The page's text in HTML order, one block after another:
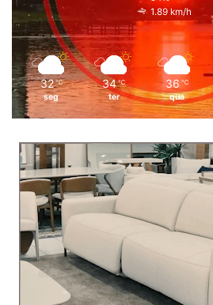
1.89 km/h
32 ℃
seg
34 ℃
ter
36 ℃
qua